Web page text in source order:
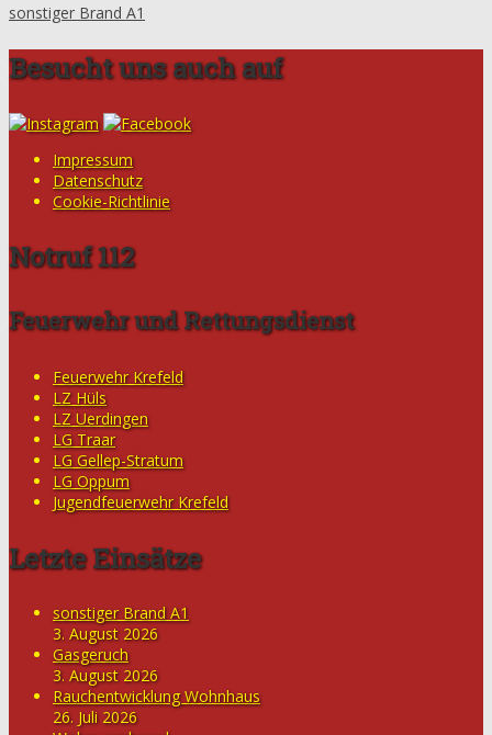
sonstiger Brand A1
Besucht uns auch auf
Impressum
Datenschutz
Cookie-Richtlinie
Notruf 112
Feuerwehr und Rettungsdienst
Feuerwehr Krefeld
LZ Hüls
LZ Uerdingen
LG Traar
LG Gellep-Stratum
LG Oppum
Jugendfeuerwehr Krefeld
Letzte Einsätze
sonstiger Brand A1
3. August 2026
Gasgeruch
3. August 2026
Rauchentwicklung Wohnhaus
26. Juli 2026